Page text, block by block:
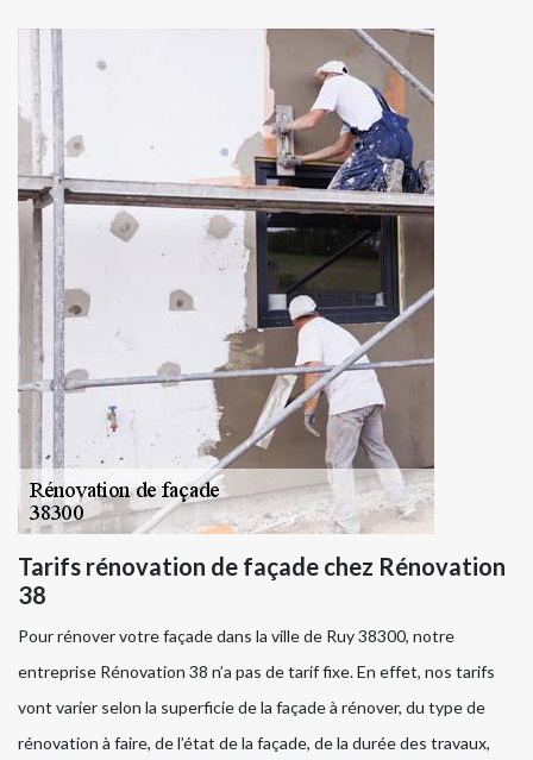
Tarifs rénovation de façade chez Rénovation
38
Pour rénover votre façade dans la ville de Ruy 38300, notre
entreprise Rénovation 38 n’a pas de tarif fixe. En effet, nos tarifs
vont varier selon la superficie de la façade à rénover, du type de
rénovation à faire, de l’état de la façade, de la durée des travaux,